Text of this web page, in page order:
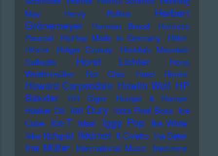
May
Henry Rollins
Herbert
Grönemeyer
Herman Brood
Hermeto
Pascoal
HipHop Made in Germany
Hitler
Hitster
Holger Czukay
Honolulu Mountain
Daffodils
Horst Lichter
Horst
Weidenmüller
Hot Chip Hotel Rimini
Howard Carpendale Howlin Wolf HP
Baxxter
HR Giger
Humpe & Humpe
Hüsker Dü Ian Dury Ibiza Final Boss Ice
Cube
Ice-T Ideal Iggy Pop Ike White
Ikke Hüftgold Ikkimel Il Civetto Ina Deter
Ina Müller International Music Interzone